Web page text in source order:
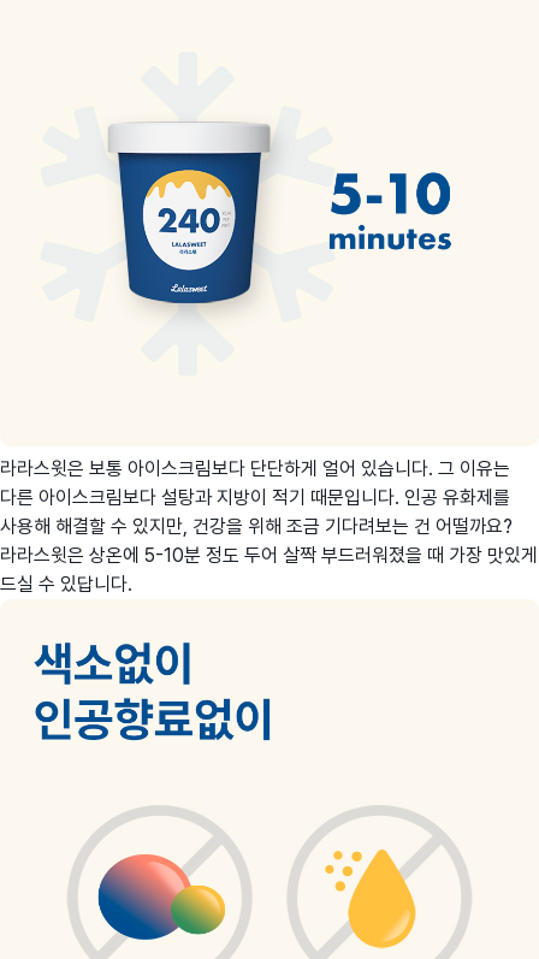
라라스윗은 보통 아이스크림보다 단단하게 얼어 있습니다. 그 이유는
다른 아이스크림보다 설탕과 지방이 적기 때문입니다. 인공 유화제를
사용해 해결할 수 있지만, 건강을 위해 조금 기다려보는 건 어떨까요?
라라스윗은 상온에 5-10분 정도 두어 살짝 부드러워졌을 때 가장 맛있게
드실 수 있답니다.